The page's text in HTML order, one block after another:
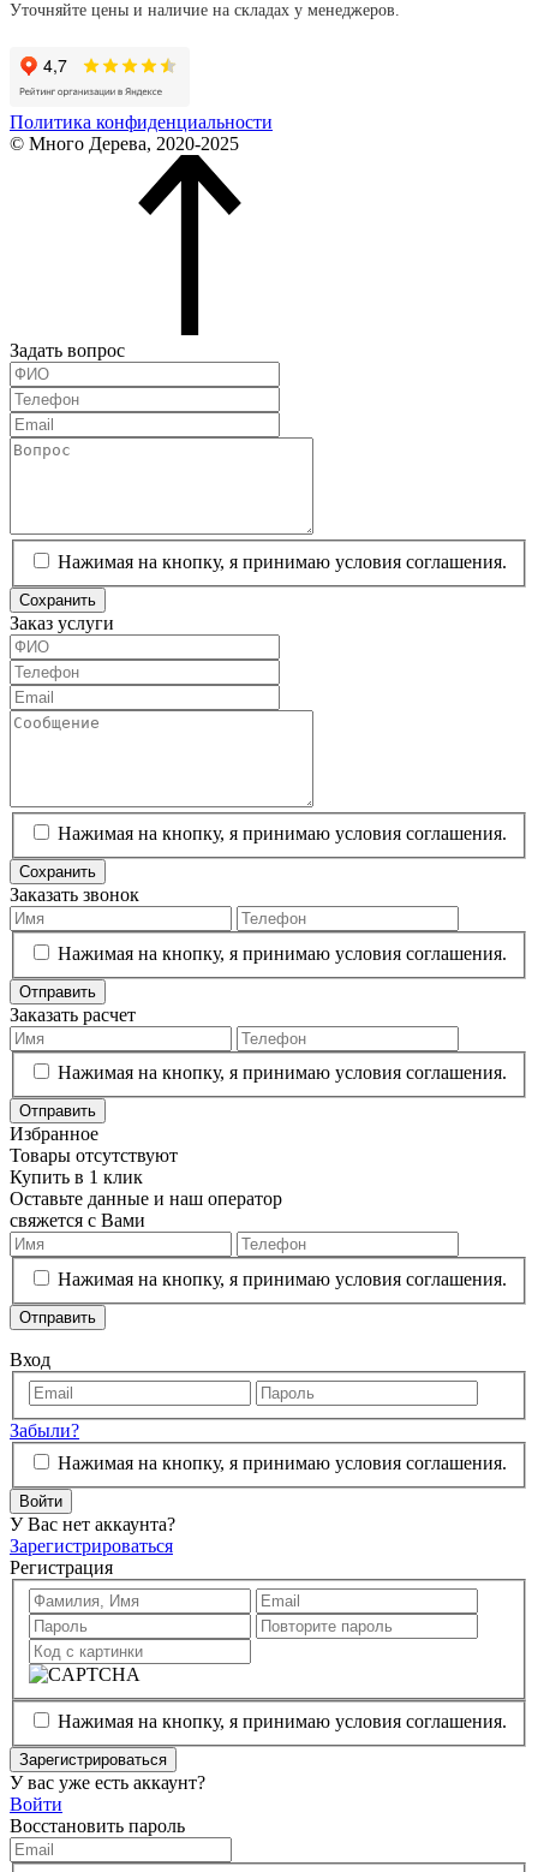
Уточняйте цены и наличие на складах у менеджеров.
Политика конфиденциальности
© Много Дерева, 2020-2025
Задать вопрос
Нажимая на кнопку, я принимаю условия соглашения.
Сохранить
Заказ услуги
Нажимая на кнопку, я принимаю условия соглашения.
Сохранить
Заказать звонок
Нажимая на кнопку, я принимаю условия соглашения.
Отправить
Заказать расчет
Нажимая на кнопку, я принимаю условия соглашения.
Отправить
Избранное
Товары отсутствуют
Купить в 1 клик
Оставьте данные и наш оператор
свяжется с Вами
Нажимая на кнопку, я принимаю условия соглашения.
Отправить
Вход
Забыли?
Нажимая на кнопку, я принимаю условия соглашения.
Войти
У Вас нет аккаунта?
Зарегистрироваться
Регистрация
Нажимая на кнопку, я принимаю условия соглашения.
Зарегистрироваться
У вас уже есть аккаунт?
Войти
Восстановить пароль